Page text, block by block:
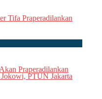
Tifa Praperadilankan
Praperadilankan
PTUN Jakarta